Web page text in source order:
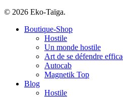
© 2026 Eko-Taïga.
Boutique-Shop
Hostile
Un monde hostile
Art de se défendre
Autocab
Magnetik Top
Blog
Hostile